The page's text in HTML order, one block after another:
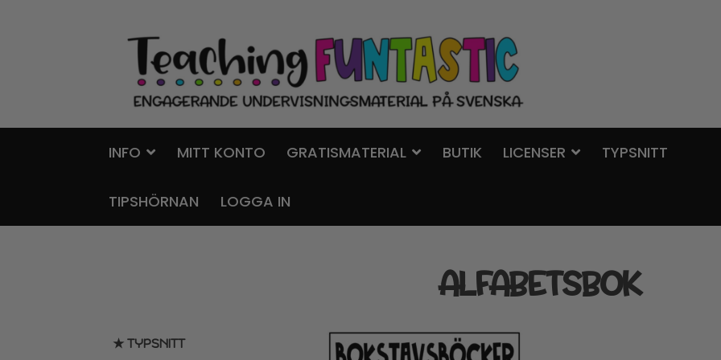
Hoppa
navigering
Gå
innehåll
INFO MITT KONTO GRATISMATERIAL BUTIK LICENSER TYPSNITT
TIPSHÖRNAN LOGGA IN
ALFABETSBOK
★ TYPSNITT